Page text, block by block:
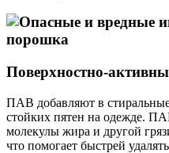
Поверхностно-
ПАВ добавляют в
стойких пятен на одежде.
молекулы жира и другой
что помогает быстрей